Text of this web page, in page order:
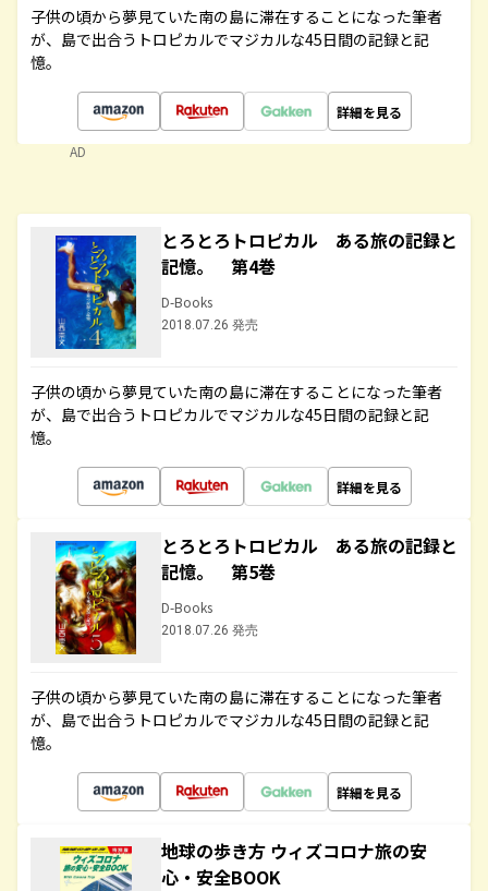
子供の頃から夢見ていた南の島に滞在することになった筆者
が、島で出合うトロピカルでマジカルな45日間の記録と記
憶。
詳細を見る
AD
とろとろトロピカル ある旅の記録と
記憶。 第4巻
D-Books
2018.07.26 発売
子供の頃から夢見ていた南の島に滞在することになった筆者
が、島で出合うトロピカルでマジカルな45日間の記録と記
憶。
詳細を見る
とろとろトロピカル ある旅の記録と
記憶。 第5巻
D-Books
2018.07.26 発売
子供の頃から夢見ていた南の島に滞在することになった筆者
が、島で出合うトロピカルでマジカルな45日間の記録と記
憶。
詳細を見る
地球の歩き方 ウィズコロナ旅の安
心・安全BOOK